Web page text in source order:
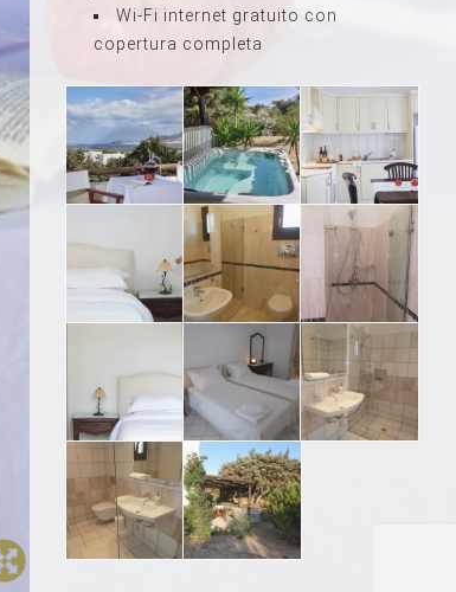
Wi-Fi internet gratuito con
copertura completa